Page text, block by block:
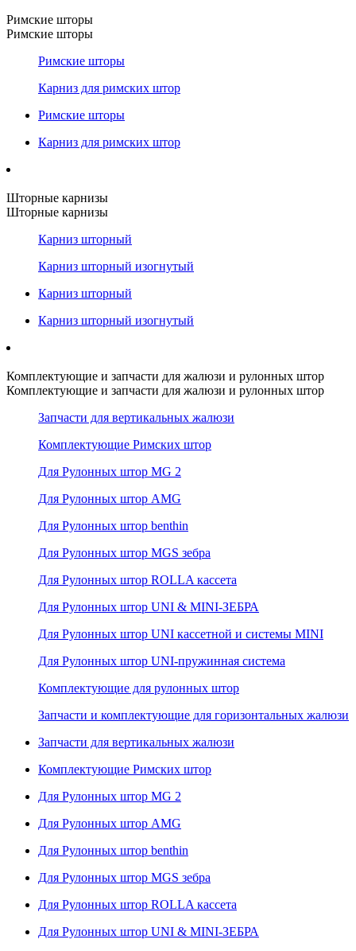
Римские шторы
Римские шторы
Римские шторы
Карниз для римских штор
Римские шторы
Карниз для римских штор
Шторные карнизы
Шторные карнизы
Карниз шторный
Карниз шторный изогнутый
Карниз шторный
Карниз шторный изогнутый
Комплектующие и запчасти для жалюзи и рулонных штор
Комплектующие и запчасти для жалюзи и рулонных штор
Запчасти для вертикальных жалюзи
Комплектующие Римских штор
Для Рулонных штор MG 2
Для Рулонных штор AMG
Для Рулонных штор benthin
Для Рулонных штор MGS зебра
Для Рулонных штор ROLLA кассета
Для Рулонных штор UNI & MINI-ЗЕБРА
Для Рулонных штор UNI кассетной и системы MINI
Для Рулонных штор UNI-пружинная система
Комплектующие для рулонных штор
Запчасти и комплектующие для горизонтальных жалюзи
Запчасти для вертикальных жалюзи
Комплектующие Римских штор
Для Рулонных штор MG 2
Для Рулонных штор AMG
Для Рулонных штор benthin
Для Рулонных штор MGS зебра
Для Рулонных штор ROLLA кассета
Для Рулонных штор UNI & MINI-ЗЕБРА